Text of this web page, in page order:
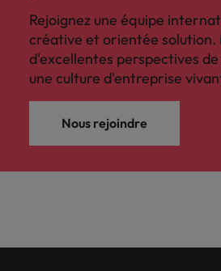
Rejoignez une équipe
créative et orientée solution.
d'excellentes perspectives
une culture d'entreprise
Nous rejoindre